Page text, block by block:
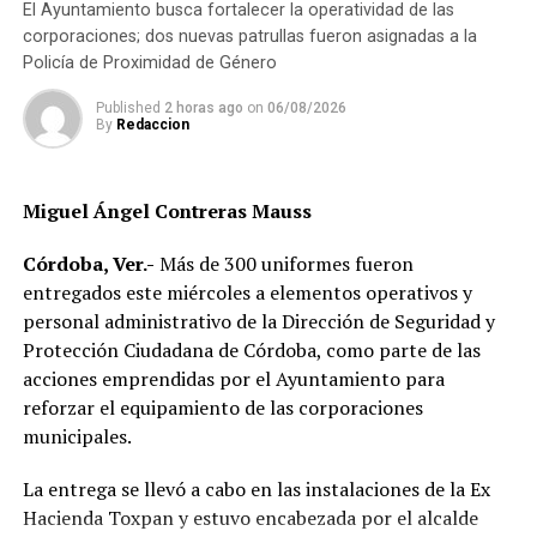
la presentación de: Lupillo Rivera, Tierra Sagrada,
Junior Klan, Kabah, Guerra de Chistes y Dharius, además
impartiendo clases demos, así como conferencias,
presentación de libros, encuentros de cocineras
Veracruzano, reconoció la importancia que tiene el
municipio dentro del acervo gastronómico y cultural de
Veracruz, destacando la presencia de Chefs como:
Susana Palazuelos reconocida a nivel internacional
quien tendrá a su cargo una conferencia magistral;
Maura Caldas de Colombia ,que además es el país
invitado de este festival; así como baristas y chefs del
estado de Puebla y Yucatán.
A la presentación de la cartelera de este festival Reborn
El Ayuntamiento busca fortalecer la operatividad de las
corporaciones; dos nuevas patrullas fueron asignadas a la
Policía de Proximidad de Género
Published 2 horas ago on 06/08/2026
By Redaccion
Miguel Ángel Contreras Mauss
Córdoba, Ver.- Más de 300 uniformes fueron
entregados este miércoles a elementos operativos y
personal administrativo de la Dirección de Seguridad y
Protección Ciudadana de Córdoba, como parte de las
acciones emprendidas por el Ayuntamiento para
reforzar el equipamiento de las corporaciones
municipales.
La entrega se llevó a cabo en las instalaciones de la Ex
Hacienda Toxpan y estuvo encabezada por el alcalde